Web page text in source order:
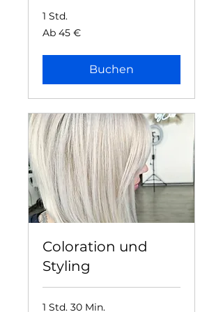
1 Std.
Ab
45
Ab 45 €
Buchen
Coloration und
Styling
1 Std. 30 Min.